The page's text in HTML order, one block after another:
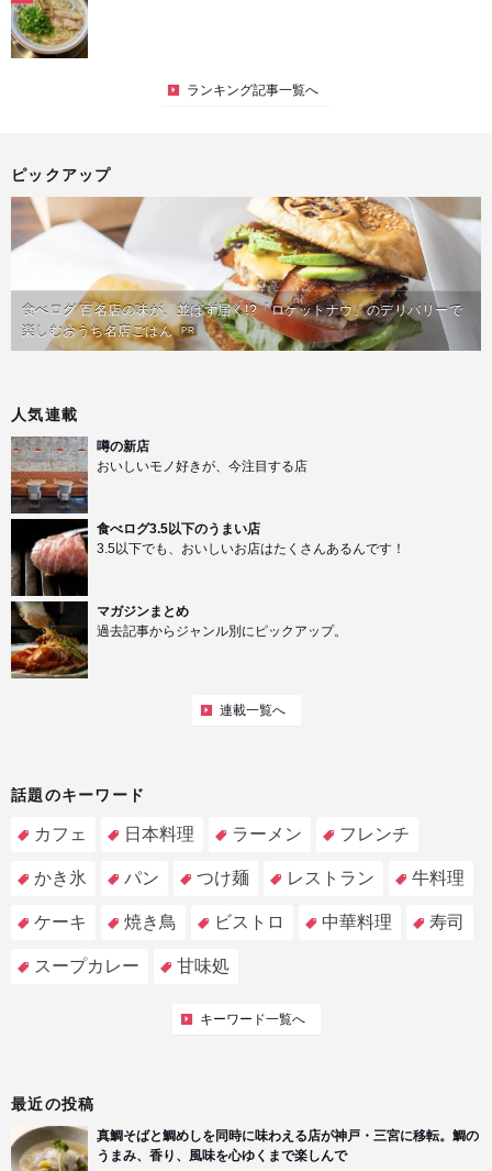
ランキング記事一覧へ
ピックアップ
食べログ 百名店の味が、並ばず届く!?「ロケットナウ」のデリバリーで
楽しむおうち名店ごはん PR
人気連載
噂の新店
おいしいモノ好きが、今注目する店
食べログ3.5以下のうまい店
3.5以下でも、おいしいお店はたくさんあるんです！
マガジンまとめ
過去記事からジャンル別にピックアップ。
連載一覧へ
話題のキーワード
カフェ 日本料理 ラーメン フレンチ
かき氷 パン つけ麺 レストラン 牛料理
ケーキ 焼き鳥 ビストロ 中華料理 寿司
スープカレー 甘味処
キーワード一覧へ
最近の投稿
真鯛そばと鯛めしを同時に味わえる店が神戸・三宮に移転。鯛の
うまみ、香り、風味を心ゆくまで楽しんで